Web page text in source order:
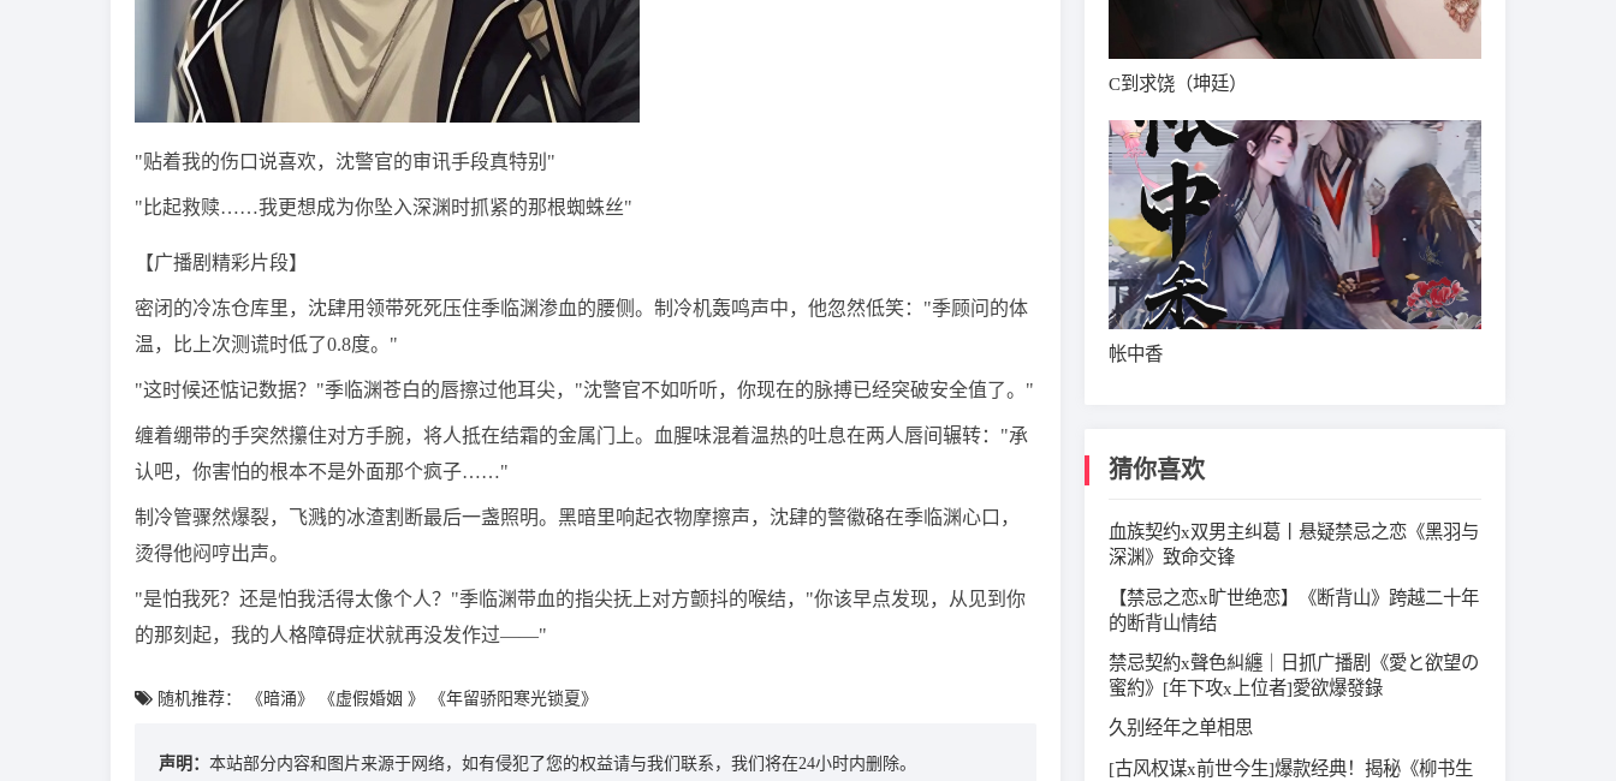
"贴着我的伤口说喜欢，沈警官的审讯手段真特别"
"比起救赎……我更想成为你坠入深渊时抓紧的那根蜘蛛丝"
【广播剧精彩片段】
密闭的冷冻仓库里，沈肆用领带死死压住季临渊渗血的腰侧。制冷机轰鸣声中，他忽然低笑："季顾问的体
温，比上次测谎时低了0.8度。"
"这时候还惦记数据？"季临渊苍白的唇擦过他耳尖，"沈警官不如听听，你现在的脉搏已经突破安全值了。"
缠着绷带的手突然攥住对方手腕，将人抵在结霜的金属门上。血腥味混着温热的吐息在两人唇间辗转："承
认吧，你害怕的根本不是外面那个疯子……"
制冷管骤然爆裂，飞溅的冰渣割断最后一盏照明。黑暗里响起衣物摩擦声，沈肆的警徽硌在季临渊心口，
烫得他闷哼出声。
"是怕我死？还是怕我活得太像个人？"季临渊带血的指尖抚上对方颤抖的喉结，"你该早点发现，从见到你
的那刻起，我的人格障碍症状就再没发作过——"
随机推荐： 《暗涌》 《虚假婚姻 》 《年留骄阳寒光锁夏》
声明： 本站部分内容和图片来源于网络，如有侵犯了您的权益请与我们联系，我们将在24小时内删除。
C到求饶（坤廷）
帐中香
猜你喜欢
血族契约x双男主纠葛丨悬疑禁忌之恋《黑羽与
深渊》致命交锋
【禁忌之恋x旷世绝恋】《断背山》跨越二十年
的断背山情结
禁忌契約x聲色糾纏｜日抓广播剧《愛と欲望の
蜜約》[年下攻x上位者]愛欲爆發錄
久别经年之单相思
[古风权谋x前世今生]爆款经典！揭秘《柳书生